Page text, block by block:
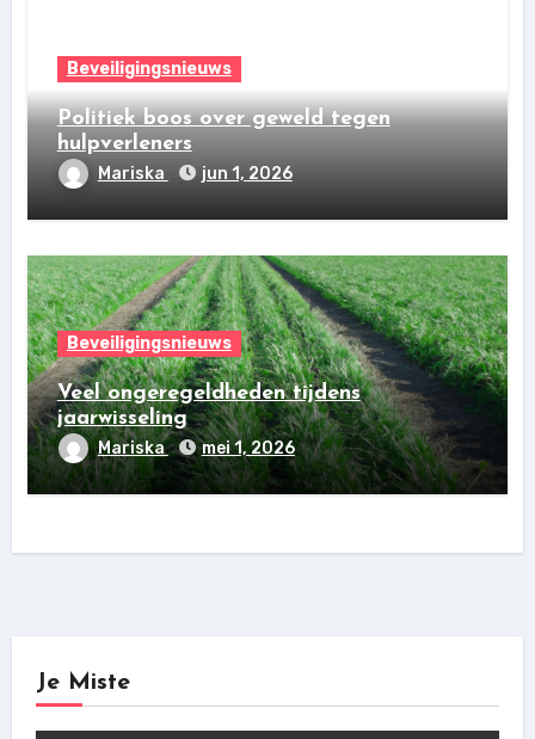
Beveiligingsnieuws
Politiek boos over geweld tegen
hulpverleners
Mariska jun 1, 2026
Beveiligingsnieuws
Veel ongeregeldheden tijdens
jaarwisseling
Mariska mei 1, 2026
Je Miste